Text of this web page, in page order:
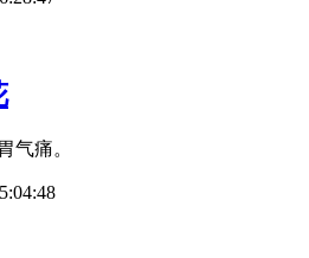
气痛。